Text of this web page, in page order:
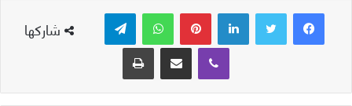
شاركها
لينكدإن بينتيريست واتساب
ڤايبر
مشاركة عبر البريد طباعة